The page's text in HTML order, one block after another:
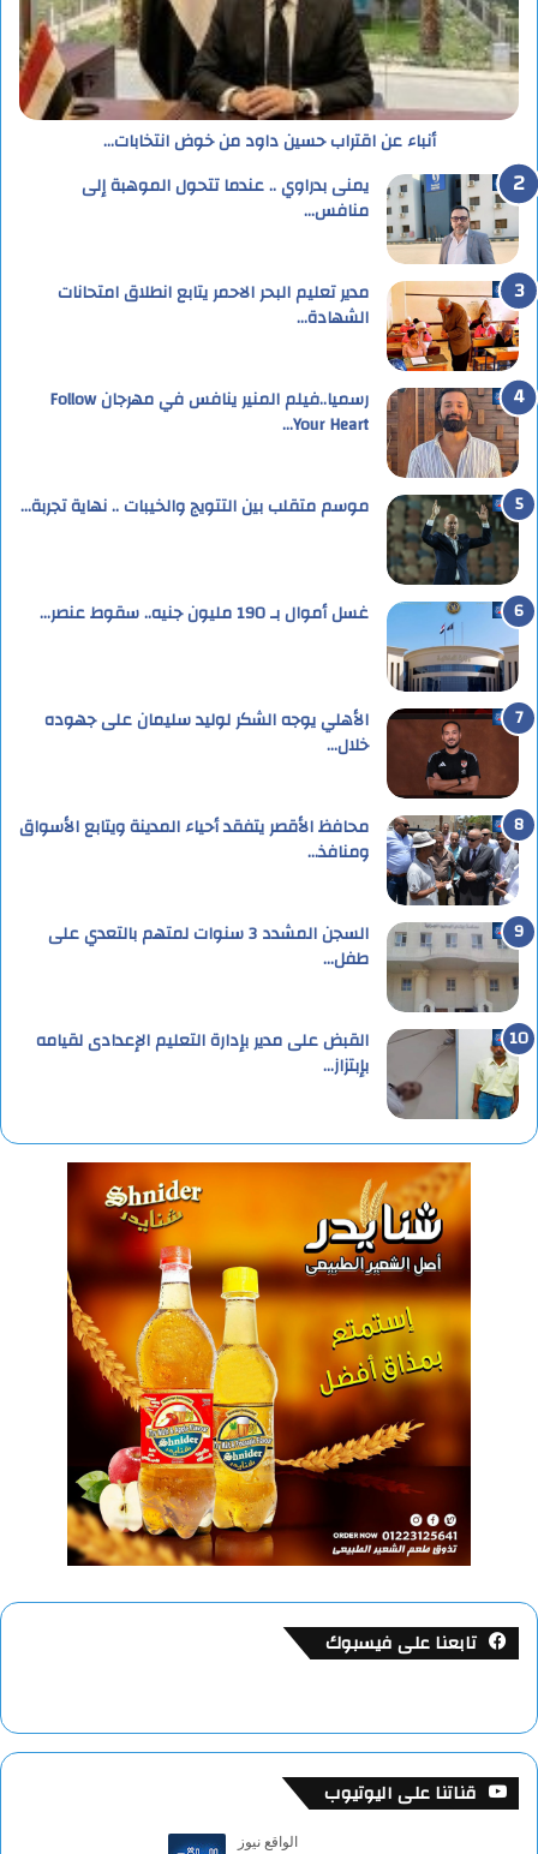
أنباء عن اقتراب حسين داود من خوض انتخابات…
يمنى بدراوي .. عندما تتحول الموهبة إلى
منافس…
مدير تعليم البحر الاحمر يتابع انطلاق امتحانات
الشهادة…
رسميا..فيلم المنير ينافس في مهرجان Follow
Your Heart…
موسم متقلب بين التتويج والخيبات .. نهاية تجربة…
غسل أموال بـ 190 مليون جنيه.. سقوط عنصر…
الأهلي يوجه الشكر لوليد سليمان على جهوده
خلال…
محافظ الأقصر يتفقد أحياء المدينة ويتابع الأسواق
ومنافذ…
السجن المشدد 3 سنوات لمتهم بالتعدي على
طفل…
القبض على مدير بإدارة التعليم الإعدادى لقيامه
بإبتزاز…
تابعنا على فيسبوك
قناتنا على اليوتيوب